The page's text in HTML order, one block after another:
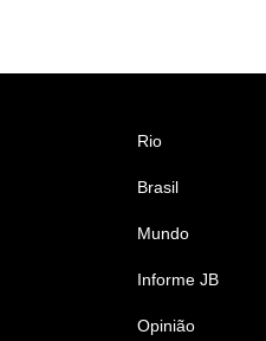
Rio
Brasil
Mundo
Informe JB
Opinião